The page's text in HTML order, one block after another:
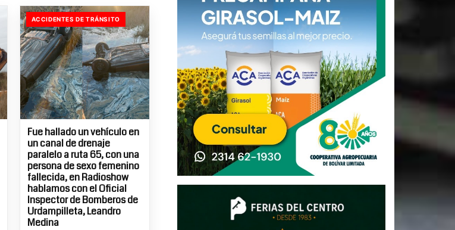
ACCIDENTES DE TRÁNSITO
Fue hallado un vehículo en
un canal de drenaje
paralelo a ruta 65, con una
persona de sexo femenino
fallecida, en Radioshow
hablamos con el Oficial
Inspector de Bomberos de
Urdampilleta, Leandro
Medina